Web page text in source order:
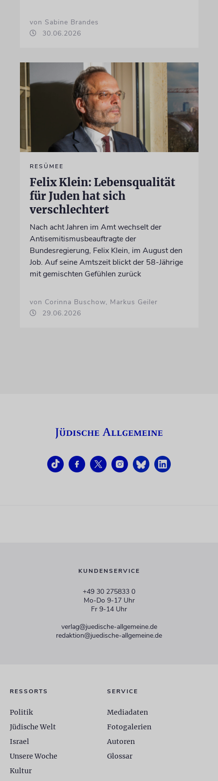
von Sabine Brandes
30.06.2026
RESÜMEE
Felix Klein: Lebensqualität
für Juden hat sich
verschlechtert
Nach acht Jahren im Amt wechselt der
Antisemitismusbeauftragte der
Bundesregierung, Felix Klein, im August den
Job. Auf seine Amtszeit blickt der 58-Jährige
mit gemischten Gefühlen zurück
von Corinna Buschow, Markus Geiler
29.06.2026
KUNDENSERVICE
+49 30 275833 0
Mo-Do 9-17 Uhr
Fr 9-14 Uhr
verlag@juedische-allgemeine.de
redaktion@juedische-allgemeine.de
RESSORTS
Politik
Jüdische Welt
Israel
Unsere Woche
Kultur
SERVICE
Mediadaten
Fotogalerien
Autoren
Glossar